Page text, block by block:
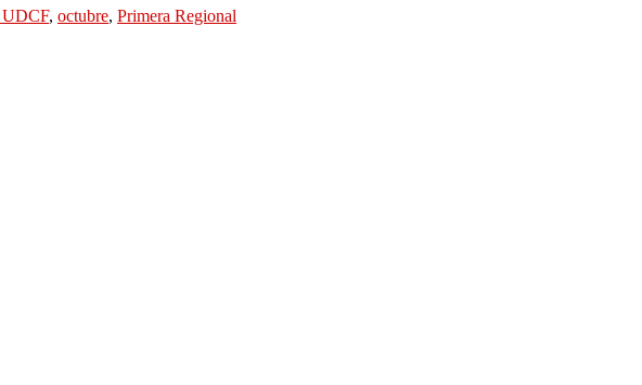
, octubre, Primera Regional